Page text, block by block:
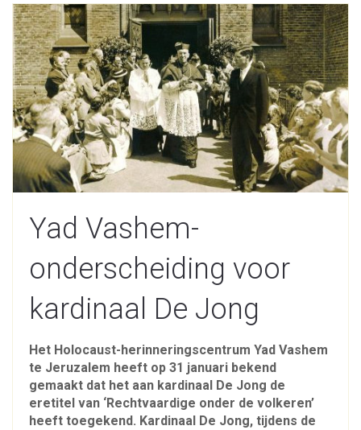
Yad Vashem-
onderscheiding voor
kardinaal De Jong
Het Holocaust-herinneringscentrum Yad Vashem
te Jeruzalem heeft op 31 januari bekend
gemaakt dat het aan kardinaal De Jong de
eretitel van ‘Rechtvaardige onder de volkeren’
heeft toegekend. Kardinaal De Jong, tijdens de